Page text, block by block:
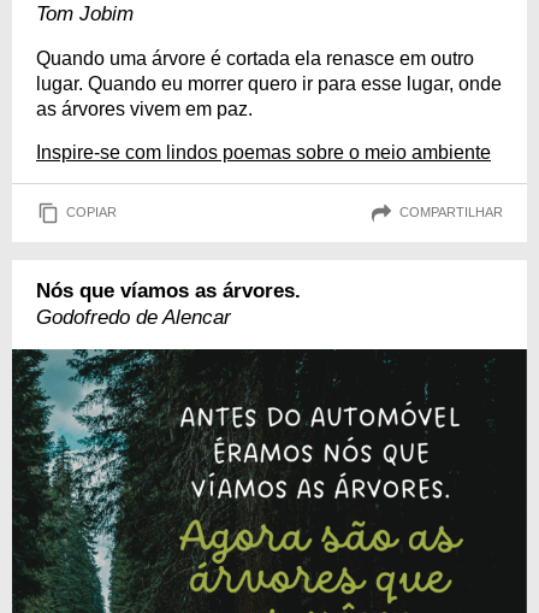
Tom Jobim
Quando uma árvore é cortada ela renasce em outro
lugar. Quando eu morrer quero ir para esse lugar, onde
as árvores vivem em paz.
Inspire-se com lindos poemas sobre o meio ambiente
COPIAR COMPARTILHAR
Nós que víamos as árvores.
Go­dofredo de Alencar